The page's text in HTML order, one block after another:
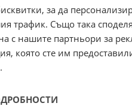
за да
трафик. Също така
с нашите партньори за
която сте им